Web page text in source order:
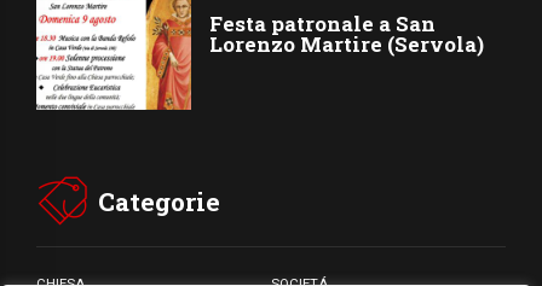
Festa patronale a San
Lorenzo Martire (Servola)
Categorie